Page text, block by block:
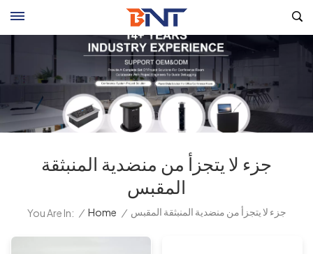
جزء لا يتجزأ من منضدية المنبثقة
المقبس
You Are In: / Home / جزء لا يتجزأ من منضدية المنبثقة المقبس